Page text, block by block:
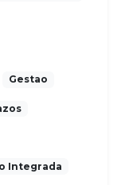
Gestao
Integrada